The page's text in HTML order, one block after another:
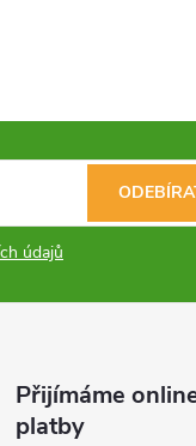
údajů
Přijímáme
platby